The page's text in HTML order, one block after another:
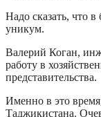
Надо сказать, что
уникум.
Валерий Коган,
работу в
представительства.
Именно в это
Таджикистана.